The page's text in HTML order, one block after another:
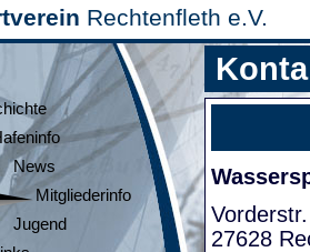
Rechtenfleth e.V.
News
Mitgliederinfo
Jugend
27628